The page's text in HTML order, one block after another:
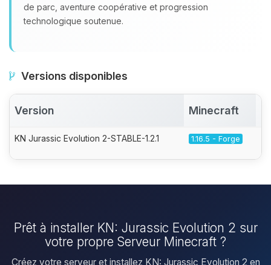
de parc, aventure coopérative et progression
technologique soutenue.
Versions disponibles
Version Minecraft
KN Jurassic Evolution 2-STABLE-1.2.1 1.16.5 - Forge
Prêt à installer KN: Jurassic Evolution 2 sur
votre propre Serveur Minecraft ?
Créez votre serveur et installez KN: Jurassic Evolution 2 en